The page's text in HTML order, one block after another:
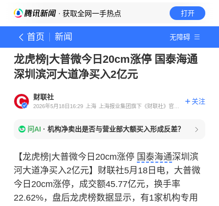
· 获取全网一手热点 打开
首页 新闻 无障碍
龙虎榜|大普微今日20cm涨停 国泰海通
深圳滨河大道净买入2亿元
财联社
2026年5月18日16:29 上海
上海报业集团旗下《财联社》官方
关注
问AI · 机构净卖出是否与营业部大额买入形成反差？
【龙虎榜|大普微今日20cm涨停 国泰海通深圳滨
河大道净买入2亿元】财联社5月18日电，大普微
今日20cm涨停，成交额45.77亿元，换手率
22.62%，盘后龙虎榜数据显示，有1家机构专用